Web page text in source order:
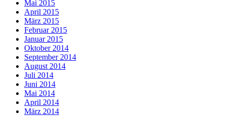
Mai 2015
April 2015
März 2015
Februar 2015
Januar 2015
Oktober 2014
September 2014
August 2014
Juli 2014
Juni 2014
Mai 2014
April 2014
März 2014